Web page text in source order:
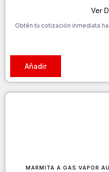
Ver
Obtén tu cotización inmediata
Añadir
MARMITA A GAS VAPOR